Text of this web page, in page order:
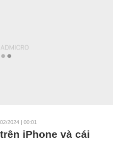
2024 | 00:01
iPhone và cái